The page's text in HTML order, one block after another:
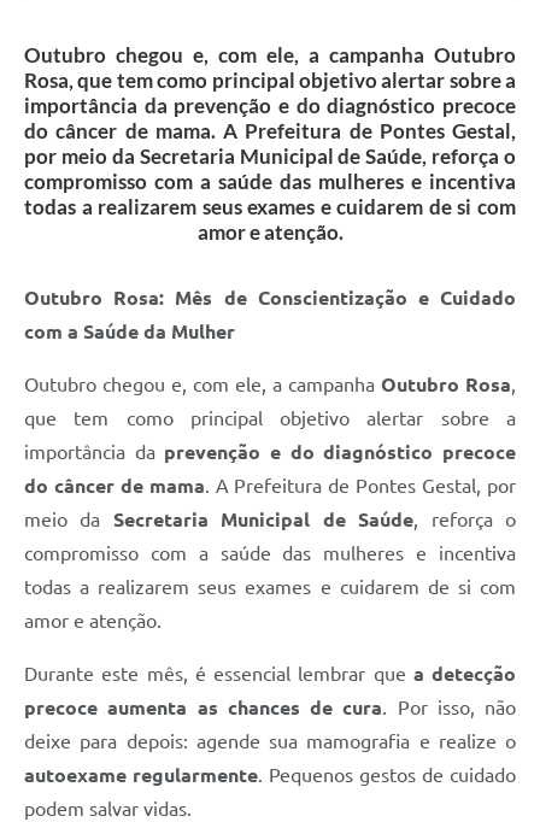
Outubro chegou e, com ele, a campanha Outubro
Rosa, que tem como principal objetivo alertar sobre a
importância da prevenção e do diagnóstico precoce
do câncer de mama. A Prefeitura de Pontes Gestal,
por meio da Secretaria Municipal de Saúde, reforça o
compromisso com a saúde das mulheres e incentiva
todas a realizarem seus exames e cuidarem de si com
amor e atenção.
Outubro Rosa: Mês de Conscientização e Cuidado
com a Saúde da Mulher
Outubro chegou e, com ele, a campanha Outubro Rosa,
que tem como principal objetivo alertar sobre a
importância da prevenção e do diagnóstico precoce
do câncer de mama. A Prefeitura de Pontes Gestal, por
meio da Secretaria Municipal de Saúde, reforça o
compromisso com a saúde das mulheres e incentiva
todas a realizarem seus exames e cuidarem de si com
amor e atenção.
Durante este mês, é essencial lembrar que a detecção
precoce aumenta as chances de cura. Por isso, não
deixe para depois: agende sua mamografia e realize o
autoexame regularmente. Pequenos gestos de cuidado
podem salvar vidas.